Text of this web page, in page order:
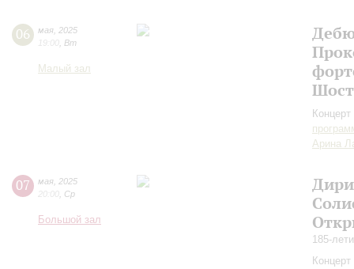
06 мая 2025
19:00 Вт
Малый зал
Арина
07 мая 2025
20:00 Ср
Большой зал
185-